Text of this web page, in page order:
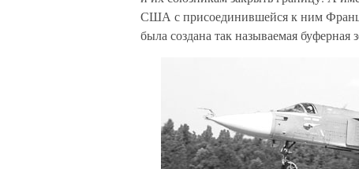
США с присоединившейся к ним
была создана так называемая буферная